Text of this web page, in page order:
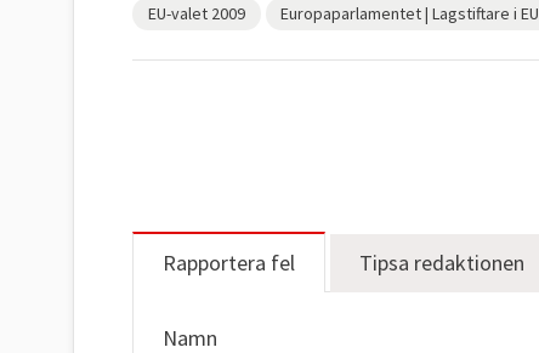
EU-valet 2009
Europaparlamentet | Lagstiftare i EU
Rapportera fel Tipsa redaktionen
Namn